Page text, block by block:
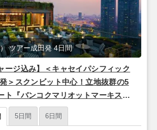
ージ込み】＜キャセイパシフィック
＞スクンビット中心！立地抜群の5
ト『バンコクマリオットマーキスク
』バンコク3泊4日
ツアー成田発 4日間
5日間 6日間